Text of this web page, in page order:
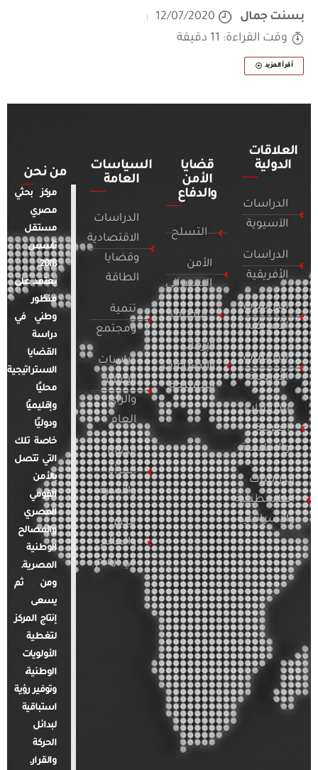
بسنت جمال
12/07/2020
وقت القراءة: 11 دقيقة
أقرأ المزيد
العلاقات
الدولية
الدراسات
الآسيوية
الدراسات
الأفريقية
الدراسات
الأمريكية
الدراسات
الأوروبية
الدراسات
العربية
والإقليمية
الدراسات
الفلسطينية
والإسرائيلية
قضايا
الأمن
والدفاع
التسلح
الأمن
السيبراني
التطرف
الإرهاب
والصراعات
المسلحة
السياسات
العامة
الدراسات
الاقتصادية
وقضايا
الطاقة
تنمية
ومجتمع
دراسات
الإعلام
والرأي
العام
قضايا
المرأة
والأسرة
مصر
والعالم
في أرقام
من نحن
مركز بحثي
مصري
مستقل
تأسس
2018.
يعتمد على
منظور
وطني في
دراسة
القضايا
الاستراتيجية
محليًا
وإقليميًا
ودوليًا
خاصة تلك
التي تتصل
بالأمن
القومي
المصري
والمصالح
الوطنية
المصرية.
ومن ثم
يسعى
إنتاج المركز
لتغطية
الأولويات
الوطنية،
وتوفير رؤية
استباقية
لبدائل
الحركة
والقرار.